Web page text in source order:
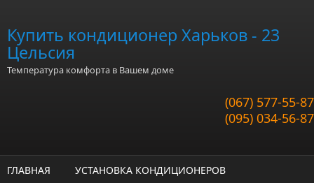
Купить кондиционер Харьков - 23
Цельсия
Температура комфорта в Вашем доме
(067) 577-55-87
(095) 034-56-87
ГЛАВНАЯ УСТАНОВКА КОНДИЦИОНЕРОВ